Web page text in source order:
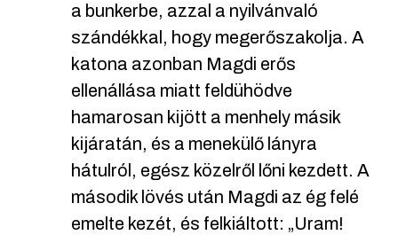
a bunkerbe, azzal a nyilvánvaló
szándékkal, hogy megerőszakolja. A
katona azonban Magdi erős
ellenállása miatt feldühödve
hamarosan kijött a menhely másik
kijáratán, és a menekülő lányra
hátulról, egész közelről lőni kezdett. A
második lövés után Magdi az ég felé
emelte kezét, és felkiáltott: „Uram!